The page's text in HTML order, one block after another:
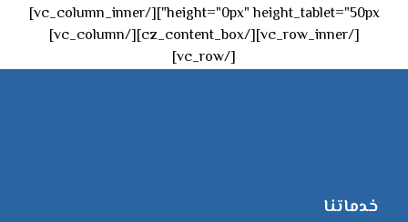
height="0px" height_tablet="50px"][/vc_column_inner]
[/vc_row_inner][/cz_content_box][/vc_column]
[/vc_row]
خدماتنا